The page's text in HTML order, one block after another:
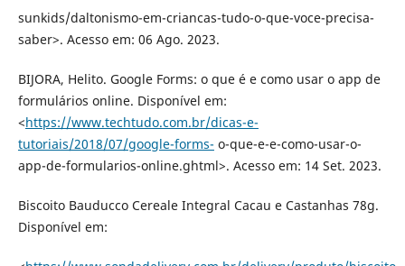
sunkids/daltonismo-em-criancas-tudo-o-que-voce-precisa-
saber>. Acesso em: 06 Ago. 2023.
BIJORA, Helito. Google Forms: o que é e como usar o app de
formulários online. Disponível em:
<https://www.techtudo.com.br/dicas-e-
tutoriais/2018/07/google-forms- o-que-e-e-como-usar-o-
app-de-formularios-online.ghtml>. Acesso em: 14 Set. 2023.
Biscoito Bauducco Cereale Integral Cacau e Castanhas 78g.
Disponível em: